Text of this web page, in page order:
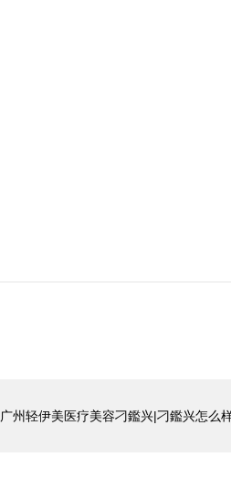
广州轻伊美医疗美容刁鑑兴|刁鑑兴怎么